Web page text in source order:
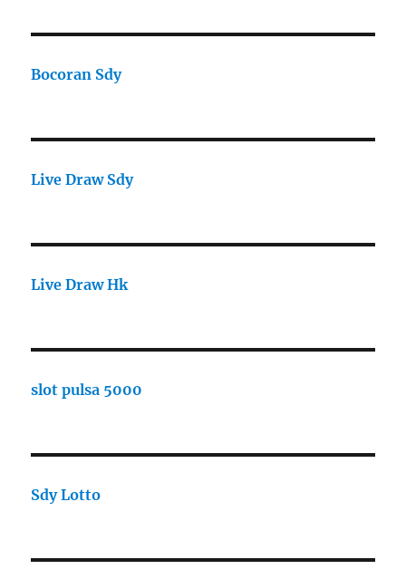
Bocoran Sdy
Live Draw Sdy
Live Draw Hk
slot pulsa 5000
Sdy Lotto